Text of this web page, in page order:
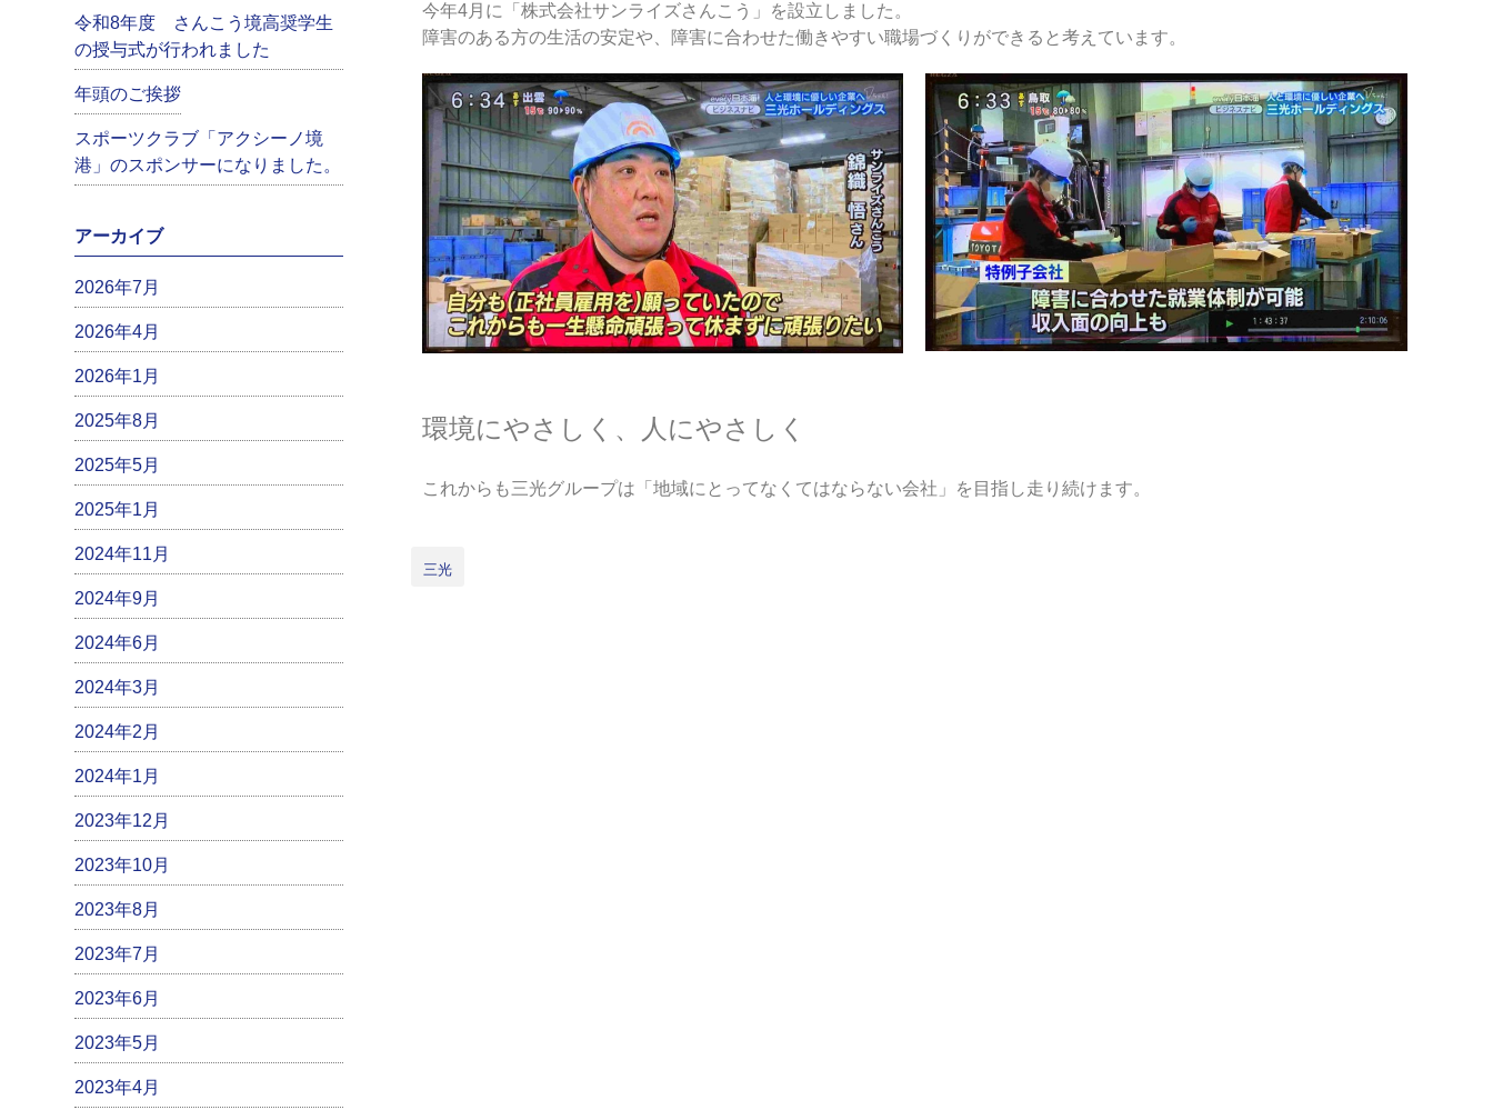
今年4月に「株式会社サンライズさんこう」を設立しました。
障害のある方の生活の安定や、障害に合わせた働きやすい職場づくりができると考えています。
環境にやさしく、人にやさしく
これからも三光グループは「地域にとってなくてはならない会社」を目指し走り続けます。
三光
令和8年度 さんこう境高奨学生
の授与式が行われました
年頭のご挨拶
スポーツクラブ「アクシーノ境
港」のスポンサーになりました。
アーカイブ
2026年7月
2026年4月
2026年1月
2025年8月
2025年5月
2025年1月
2024年11月
2024年9月
2024年6月
2024年3月
2024年2月
2024年1月
2023年12月
2023年10月
2023年8月
2023年7月
2023年6月
2023年5月
2023年4月